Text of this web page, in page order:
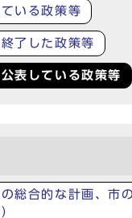
いる政策等
了した政策等
表している政策等
総合的な計画、市